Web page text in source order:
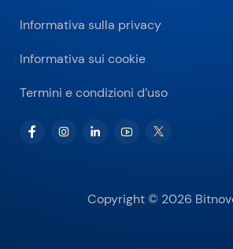
Informativa sulla privacy
Informativa sui cookie
Termini e condizioni d’uso
Copyright © 2026